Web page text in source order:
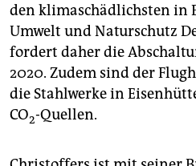
den klimaschädlichsten in
Umwelt und Naturschutz
fordert daher die
2020. Zudem sind der
die Stahlwerke in
CO2-Quellen.